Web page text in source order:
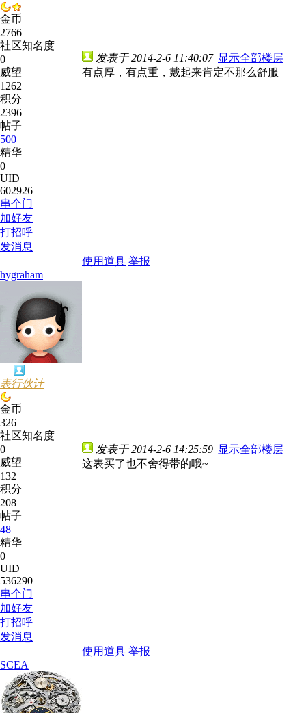
金币
2766
社区知名度
0
威望
1262
积分
2396
帖子
500
精华
0
UID
602926
串个门
加好友
打招呼
发消息
发表于 2014-2-6 11:40:07 |显示全部楼层
有点厚，有点重，戴起来肯定不那么舒服
使用道具 举报
hygraham
表行伙计
金币
326
社区知名度
0
威望
132
积分
208
帖子
48
精华
0
UID
536290
串个门
加好友
打招呼
发消息
发表于 2014-2-6 14:25:59 |显示全部楼层
这表买了也不舍得带的哦~
使用道具 举报
SCEA